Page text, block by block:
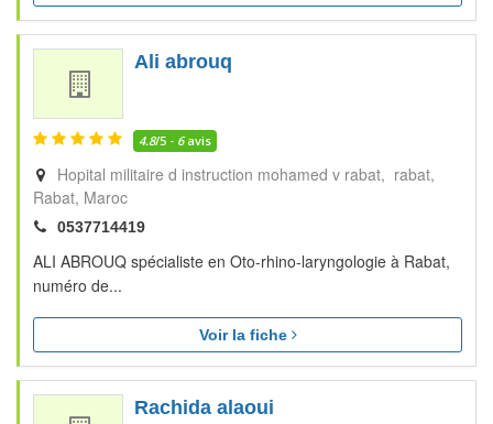
Ali abrouq
4.8/5 - 6avis
Hopital militaire d instruction mohamed v rabat, rabat
Rabat Maroc
0537714419
ALI ABROUQ spécialiste en Oto-rhino-laryngologie à Rabat,
numéro de...
Voir la fiche
Rachida alaoui